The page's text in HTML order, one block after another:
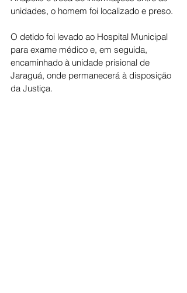
unidades, o homem foi localizado e preso.
O detido foi levado ao Hospital Municipal
para exame médico e, em seguida,
encaminhado à unidade prisional de
Jaraguá, onde permanecerá à disposição
da Justiça.